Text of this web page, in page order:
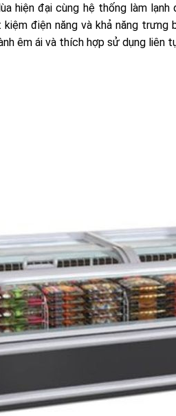
hiện đại cùng hệ thống làm lạnh
điện năng và khả năng
êm ái và thích hợp sử dụng liên